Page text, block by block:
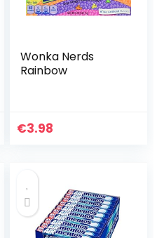
Wonka Nerds
Rainbow
€3.98